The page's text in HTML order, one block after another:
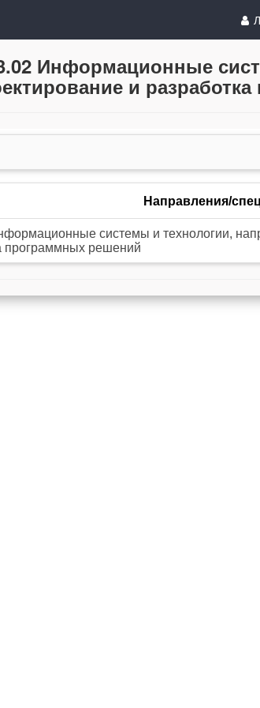
Информационные
и
Направления/
системы и технологии,
программных решений